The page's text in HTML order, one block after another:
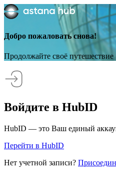
Добро пожаловать снова!
Продолжайте своё путешествие
Войдите в HubID
HubID — это Ваш единый
Перейти в HubID
Нет учетной записи?